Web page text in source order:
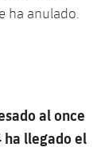
ha anulado.
al once
ha llegado el